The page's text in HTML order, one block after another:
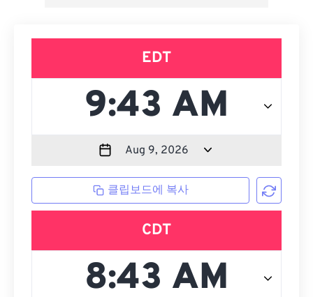
EDT
클립보드에 복사
CDT